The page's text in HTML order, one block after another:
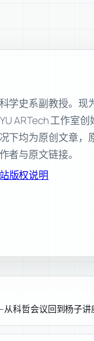
学史系副教授。现
ARTech 工作室
下均为原创文章，
者与原文链接。
版权说明
科哲会议回到杨子讲